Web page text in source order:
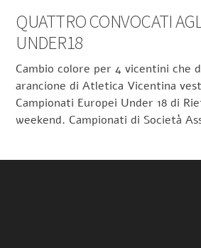
QUATTRO CONVOCATI
UNDER18
Cambio colore per 4 vicentini che
arancione di Atletica Vicentina
Campionati Europei Under 18 di
weekend. Campionati di Società